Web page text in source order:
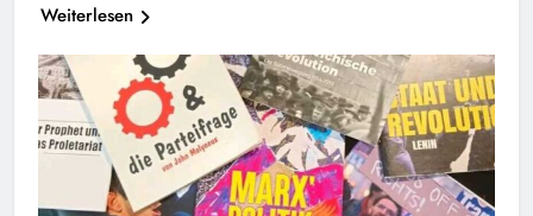
Weiterlesen